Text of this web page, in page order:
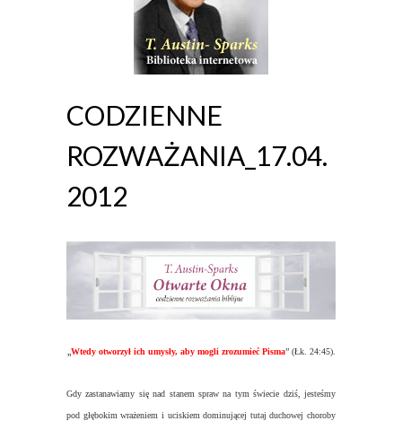
CODZIENNE
ROZWAŻANIA_17.04.
2012
Wtedy otworzył ich umysły, aby mogli zrozumieć Pisma” (Łk. 24:45).
Gdy zastanawiamy się nad stanem spraw na tym świecie dziś, jesteśmy
pod głębokim wrażeniem i uciskiem dominującej tutaj duchowej choroby